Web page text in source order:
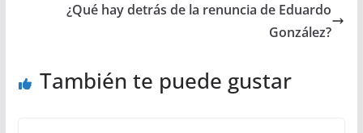
¿Qué hay detrás de la renuncia de Eduardo
González?
También te puede gustar